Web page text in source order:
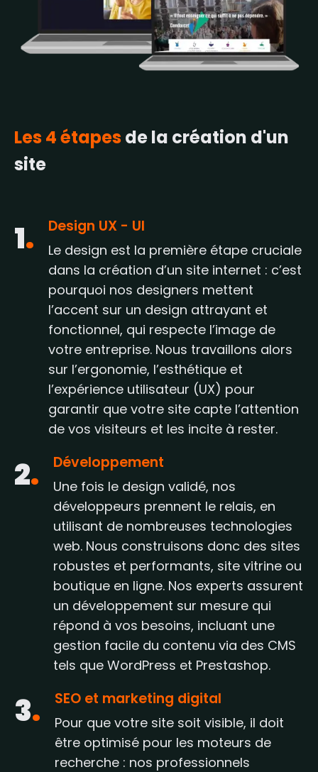
Les 4 étapesde la création d'un
site
1. Design UX - UI
Le design est la première étape cruciale
dans la création d’un site internet : c’est
pourquoi nos designers mettent
l’accent sur un design attrayant et
fonctionnel, qui respecte l’image de
votre entreprise. Nous travaillons alors
sur l’ergonomie, l’esthétique et
l’expérience utilisateur (UX) pour
garantir que votre site capte l’attention
de vos visiteurs et les incite à rester.
2. Développement
Une fois le design validé, nos
développeurs prennent le relais, en
utilisant de nombreuses technologies
web. Nous construisons donc des sites
robustes et performants, site vitrine ou
boutique en ligne. Nos experts assurent
un développement sur mesure qui
répond à vos besoins, incluant une
gestion facile du contenu via des CMS
tels que WordPress et Prestashop.
3. SEO et marketing digital
Pour que votre site soit visible, il doit
être optimisé pour les moteurs de
recherche : nos professionnels